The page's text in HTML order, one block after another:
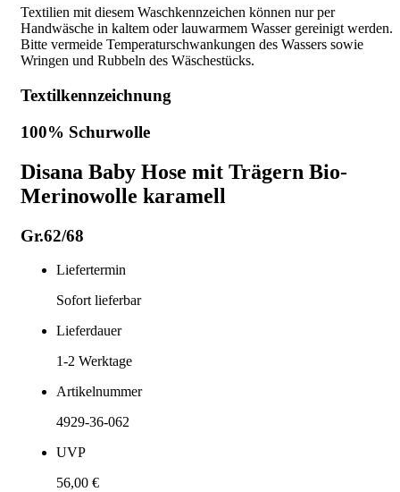
Textilien mit diesem Waschkennzeichen können nur per
Handwäsche in kaltem oder lauwarmem Wasser gereinigt werden.
Bitte vermeide Temperaturschwankungen des Wassers sowie
Wringen und Rubbeln des Wäschestücks.
Textilkennzeichnung
100% Schurwolle
Disana Baby Hose mit Trägern Bio-
Merinowolle karamell
Gr.62/68
Liefertermin
Sofort lieferbar
Lieferdauer
1-2 Werktage
Artikelnummer
4929-36-062
UVP
56,00 €